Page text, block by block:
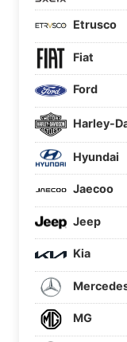
Etrusco
Fiat
Ford
Harley-
Hyundai
Jaecoo
Jeep
Kia
MG